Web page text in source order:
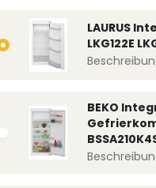
LAURUS
LKG122E
BEKO